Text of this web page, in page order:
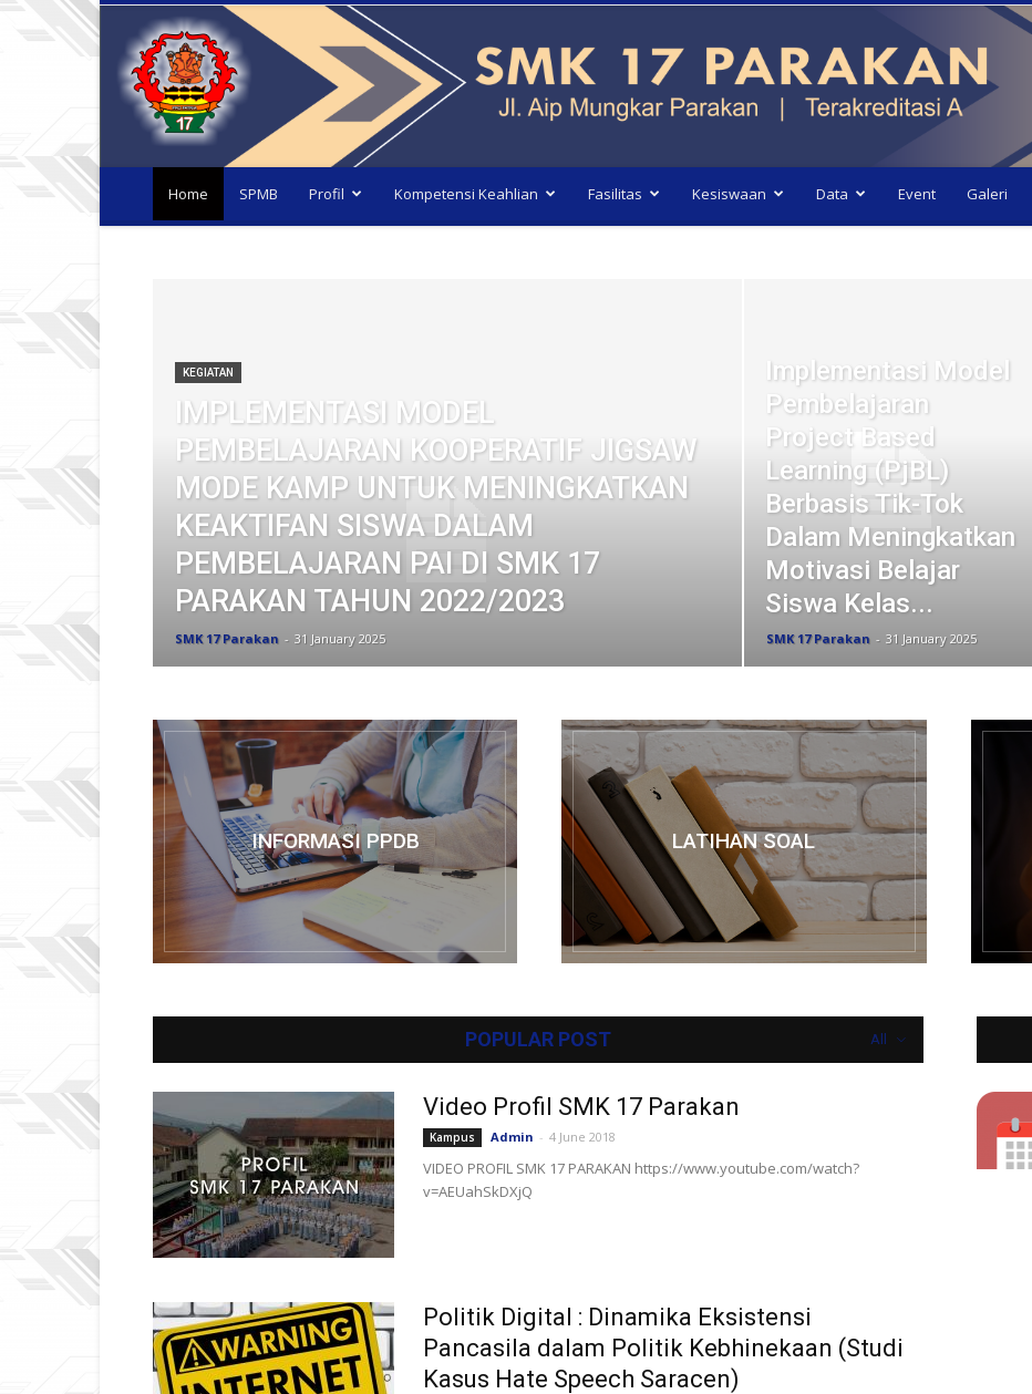
Home SPMB Profil Kompetensi Keahlian Fasilitas Kesiswaan Data Event Galeri
KEGIATAN
IMPLEMENTASI MODEL
PEMBELAJARAN KOOPERATIF JIGSAW
MODE KAMP UNTUK MENINGKATKAN
KEAKTIFAN SISWA DALAM
PEMBELAJARAN PAI DI SMK 17
PARAKAN TAHUN 2022/2023
SMK 17 Parakan - 31 January 2025
Implementasi Model
Pembelajaran
Project Based
Learning (PjBL)
Berbasis Tik-Tok
Dalam Meningkatkan
Motivasi Belajar
Siswa Kelas...
SMK 17 Parakan - 31 January 2025
INFORMASI PPDB LATIHAN SOAL
POPULAR POST All
Video Profil SMK 17 Parakan
Kampus Admin - 4 June 2018
VIDEO PROFIL SMK 17 PARAKAN https://www.youtube.com/watch?
v=AEUahSkDXjQ
Politik Digital : Dinamika Eksistensi
Pancasila dalam Politik Kebhinekaan (Studi
Kasus Hate Speech Saracen)